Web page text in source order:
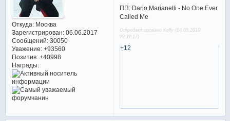
Откуда:Москва
Зарегистрирован: 06.06.2017
Сообщений:30050
Уважение: +93560
Позитив: +40998
Награды:
ПП: Dario Marianelli - No One Ever
Called Me
Отредактировано Kelly (14.05.2019
22:11:17)
+12